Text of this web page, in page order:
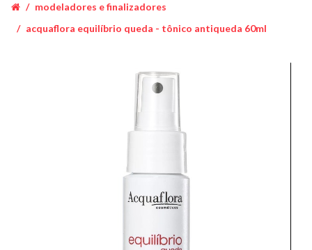
modeladores e finalizadores
acquaflora equilíbrio queda - tônico antiqueda 60ml